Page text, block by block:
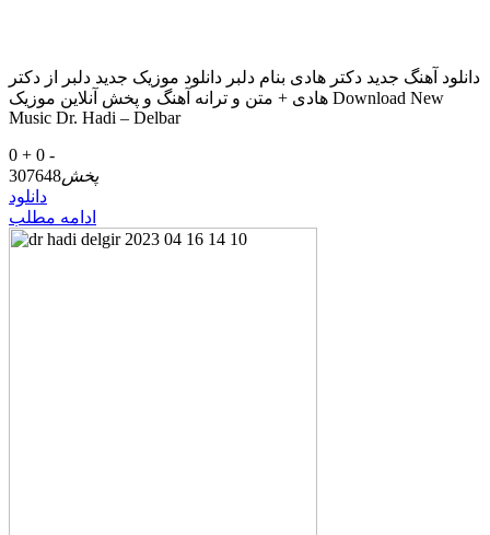
دانلود آهنگ جدید دکتر هادی بنام دلبر دانلود موزیک جدید دلبر از دکتر
هادی + متن و ترانه آهنگ و پخش آنلاین موزیک Download New
Music Dr. Hadi – Delbar
0 + 0 -
پخش307648
دانلود
ادامه مطلب